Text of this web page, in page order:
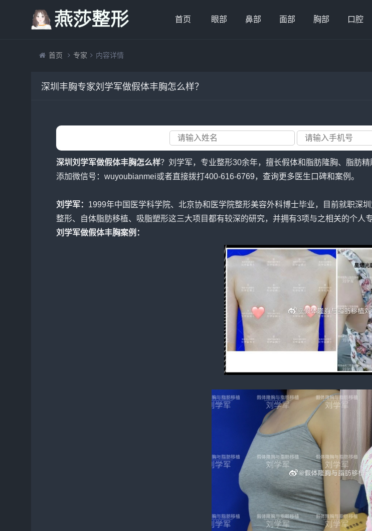
首页 眼部 鼻部 面部 胸部 口腔
首页 专家 内容详情
深圳丰胸专家刘学军做假体丰胸怎么样？
深圳刘学军做假体丰胸怎么样？刘学军，专业整形30余年，擅长假体和脂肪隆胸、脂肪
添加微信号：wuyoubianmei或者直接拨打400-616-6769，查询更多医生口碑和案例。
刘学军： 1999年中国医学科学院、北京协和医学院整形美容外科博士毕业，目前就职深
整形、
自体脂肪移植、吸脂塑形这三大项目都有较深的研究，并拥有3项与之相关的个人专
刘学军做假体丰胸案例：